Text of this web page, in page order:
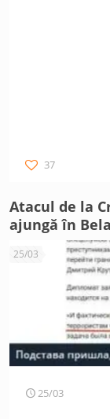
37
Atacul de la
ajungă în
25/03
25/03